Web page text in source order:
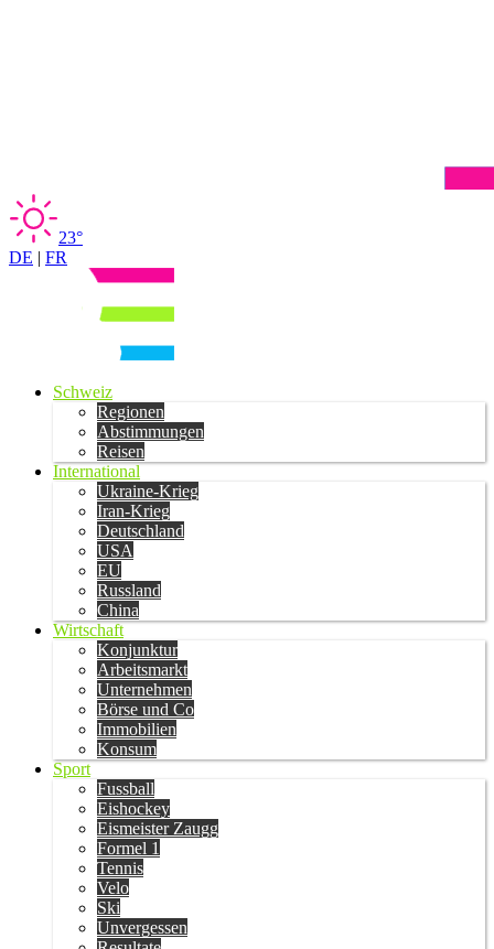
23°
DE | FR
Schweiz
Regionen
Abstimmungen
Reisen
International
Ukraine-Krieg
Iran-Krieg
Deutschland
USA
EU
Russland
China
Wirtschaft
Konjunktur
Arbeitsmarkt
Unternehmen
Börse und Co
Immobilien
Konsum
Sport
Fussball
Eishockey
Eismeister Zaugg
Formel 1
Tennis
Velo
Ski
Unvergessen